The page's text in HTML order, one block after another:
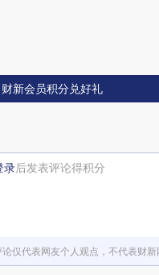
财新会员积分兑好礼
录后发表评论得积分
论仅代表网友个人观点，不代表财新